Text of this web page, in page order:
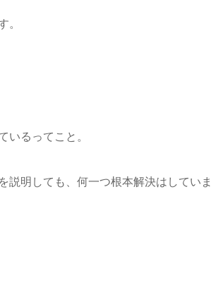
。
いるってこと。
説明しても、何一つ根本解決はしていま